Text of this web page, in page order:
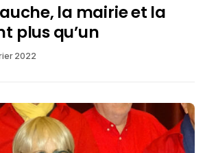
la mairie et la
plus qu’un
2022